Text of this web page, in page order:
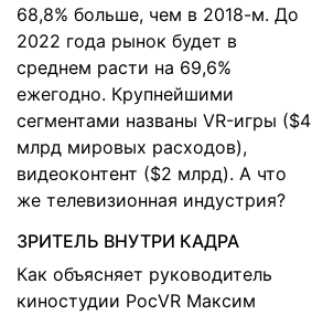
68,8% больше, чем в 2018-м. До
2022 года рынок будет в
среднем расти на 69,6%
ежегодно. Крупнейшими
сегментами названы VR-игры ($4
млрд мировых расходов),
видеоконтент ($2 млрд). А что
же телевизионная индустрия?
ЗРИТЕЛЬ ВНУТРИ КАДРА
Как объясняет руководитель
киностудии РосVR Максим